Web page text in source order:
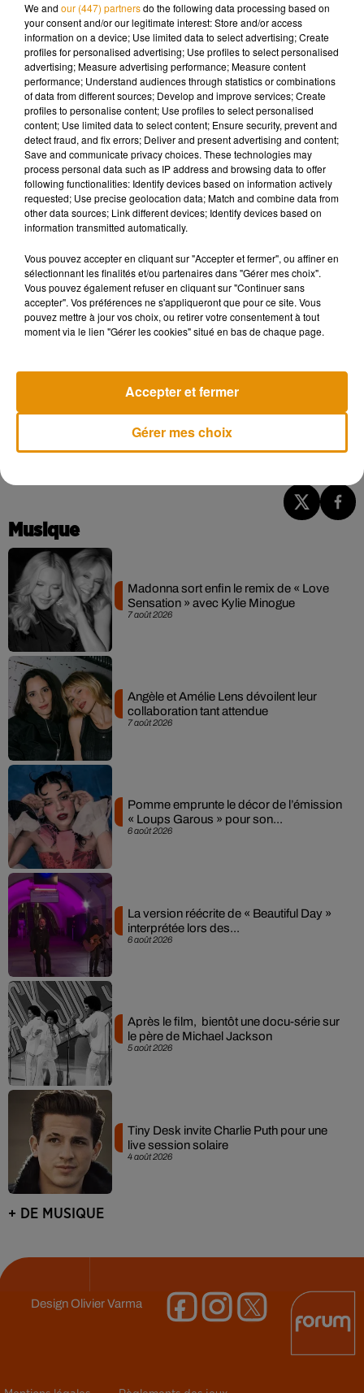
Points d'eau canicule recensés par la ville de Tours
Crédit :ville de Tours
Musique
7 août 2026
Madonna sort enfin le remix de « Love
Sensation » avec Kylie Minogue
7 août 2026
Angèle et Amélie Lens dévoilent leur
collaboration tant attendue
6 août 2026
Pomme emprunte le décor de l’émission
« Loups Garous » pour son...
6 août 2026
La version réécrite de « Beautiful Day »
interprétée lors des...
5 août 2026
Après le film, bientôt une docu-série sur
le père de Michael Jackson
4 août 2026
Tiny Desk invite Charlie Puth pour une
live session solaire
+ DE MUSIQUE
DesignOlivier Varma
We and our (447) partnersdo the following data processing based on
your consent and/or our legitimate interest: Store and/or access
information on a device; Use limited data to select advertising; Create
profiles for personalised advertising; Use profiles to select personalised
advertising; Measure advertising performance; Measure content
performance; Understand audiences through statistics or combinations
of data from different sources; Develop and improve services; Create
profiles to personalise content; Use profiles to select personalised
content; Use limited data to select content; Ensure security, prevent and
detect fraud, and fix errors; Deliver and present advertising and content;
Save and communicate privacy choices. These technologies may
process personal data such as IP address and browsing data to offer
following functionalities: Identify devices based on information actively
requested; Use precise geolocation data; Match and combine data from
other data sources; Link different devices; Identify devices based on
information transmitted automatically.
Vous pouvez accepter en cliquant sur "Accepter et fermer", ou affiner en
sélectionnant les finalités et/ou partenaires dans "Gérer mes choix".
Vous pouvez également refuser en cliquant sur "Continuer sans
accepter". Vos préférences ne s'appliqueront que pour ce site. Vous
pouvez mettre à jour vos choix, ou retirer votre consentement à tout
moment via le lien "Gérer les cookies" situé en bas de chaque page.
Gérer mes choix
Accepter et fermer